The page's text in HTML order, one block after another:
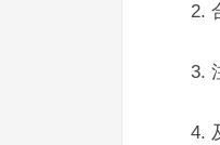
2.
3.
4.